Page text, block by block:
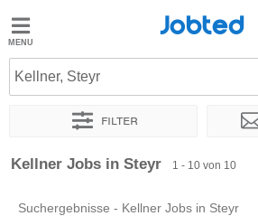
Jobted
Jobs
Jobted
Kellner, Steyr
Filter
Sortieren nach Genauer Standort
Kellner Jobs in Steyr 1 - 10 von 10
Suchergebnisse - Kellner Jobs in Steyr